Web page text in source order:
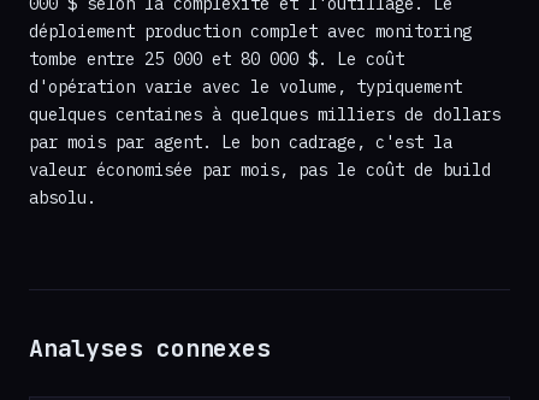
déploiement production complet avec monitoring
tombe entre 25 000 et 80 000 $. Le coût
d'opération varie avec le volume, typiquement
quelques centaines à quelques milliers de dollars
par mois par agent. Le bon cadrage, c'est la
valeur économisée par mois, pas le coût de build
absolu.
Analyses connexes